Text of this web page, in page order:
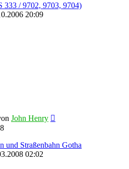
333 / 9702, 9703, 9704)
20:09
John Henry
und Straßenbahn Gotha
02:02